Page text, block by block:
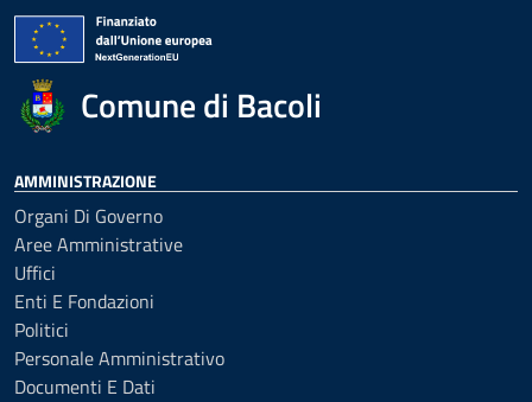
Comune di Bacoli
AMMINISTRAZIONE
Organi Di Governo
Aree Amministrative
Uffici
Enti E Fondazioni
Politici
Personale Amministrativo
Documenti E Dati